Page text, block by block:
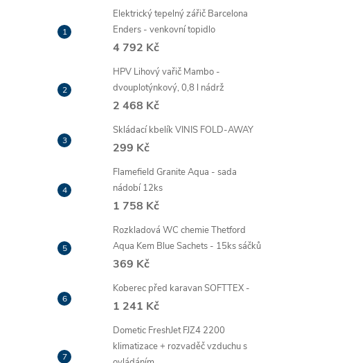
Elektrický tepelný zářič Barcelona
Enders - venkovní topidlo
4 792 Kč
HPV Lihový vařič Mambo -
dvouplotýnkový, 0,8 l nádrž
2 468 Kč
Skládací kbelík VINIS FOLD-AWAY
299 Kč
Flamefield Granite Aqua - sada
nádobí 12ks
1 758 Kč
Rozkladová WC chemie Thetford
Aqua Kem Blue Sachets - 15ks sáčků
369 Kč
Koberec před karavan SOFTTEX -
1 241 Kč
Dometic FreshJet FJZ4 2200
klimatizace + rozvaděč vzduchu s